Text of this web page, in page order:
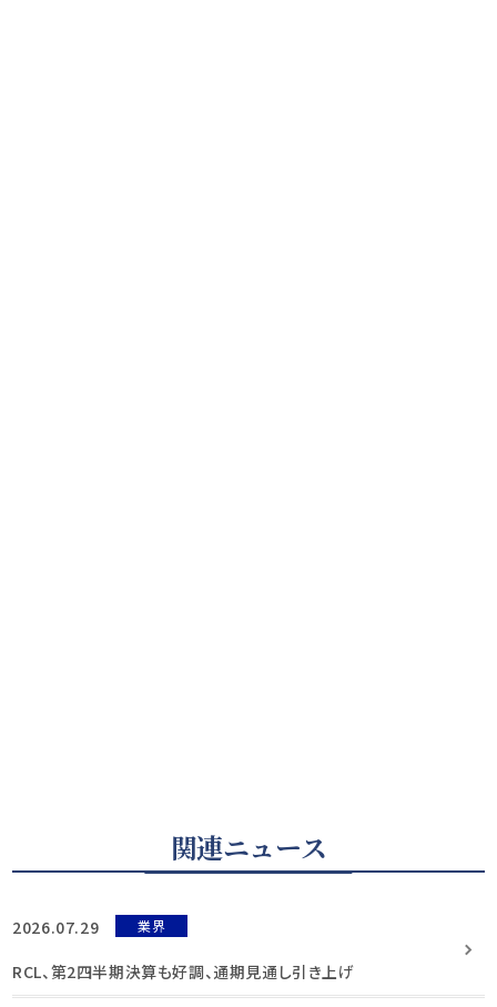
関連ニュース
2026.07.29 業界
RCL、第2四半期決算も好調、通期見通し引き上げ